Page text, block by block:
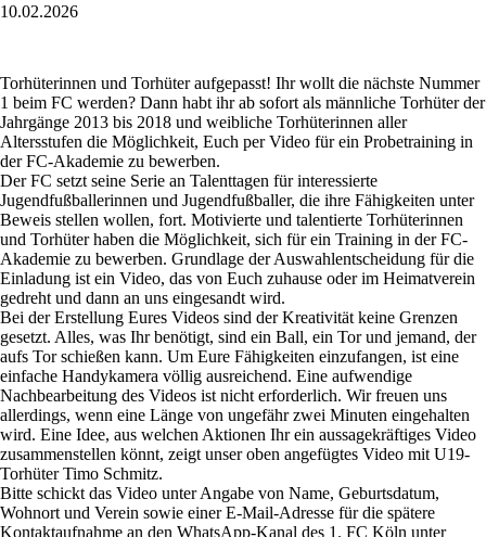
10.02.2026
Torhüterinnen und Torhüter aufgepasst! Ihr wollt die nächste Nummer
1 beim FC werden? Dann habt ihr ab sofort als männliche Torhüter der
Jahrgänge 2013 bis 2018 und weibliche Torhüterinnen aller
Altersstufen die Möglichkeit, Euch per Video für ein Probetraining in
der FC-Akademie zu bewerben.
Der FC setzt seine Serie an Talenttagen für interessierte
Jugendfußballerinnen und Jugendfußballer, die ihre Fähigkeiten unter
Beweis stellen wollen, fort. Motivierte und talentierte Torhüterinnen
und Torhüter haben die Möglichkeit, sich für ein Training in der FC-
Akademie zu bewerben. Grundlage der Auswahlentscheidung für die
Einladung ist ein Video, das von Euch zuhause oder im Heimatverein
gedreht und dann an uns eingesandt wird.
Bei der Erstellung Eures Videos sind der Kreativität keine Grenzen
gesetzt. Alles, was Ihr benötigt, sind ein Ball, ein Tor und jemand, der
aufs Tor schießen kann. Um Eure Fähigkeiten einzufangen, ist eine
einfache Handykamera völlig ausreichend. Eine aufwendige
Nachbearbeitung des Videos ist nicht erforderlich. Wir freuen uns
allerdings, wenn eine Länge von ungefähr zwei Minuten eingehalten
wird. Eine Idee, aus welchen Aktionen Ihr ein aussagekräftiges Video
zusammenstellen könnt, zeigt unser oben angefügtes Video mit U19-
Torhüter Timo Schmitz.
Bitte schickt das Video unter Angabe von Name, Geburtsdatum,
Wohnort und Verein sowie einer E-Mail-Adresse für die spätere
Kontaktaufnahme an den WhatsApp-Kanal des 1. FC Köln unter